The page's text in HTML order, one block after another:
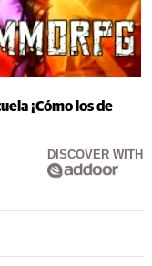
¡Cómo los de
DISCOVER WITH